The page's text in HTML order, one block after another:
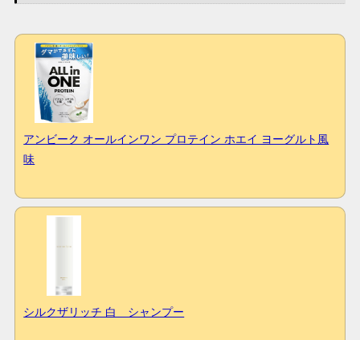
アンビーク オールインワン プロテイン ホエイ ヨーグルト風
味
シルクザリッチ 白 シャンプー